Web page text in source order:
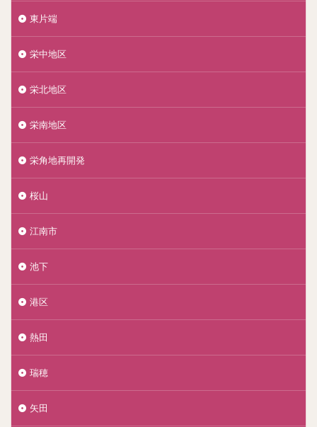
東片端
栄中地区
栄北地区
栄南地区
栄角地再開発
桜山
江南市
池下
港区
熱田
瑞穂
矢田